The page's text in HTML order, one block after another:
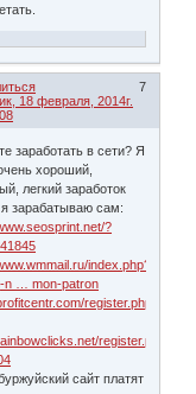
7
18 февраля, 2014г.
заработать в сети? Я
хороший,
легкий заработок
я зарабатываю сам:
?
index.php?
n … mon-patron
register.php?
register.php?
сайт платят